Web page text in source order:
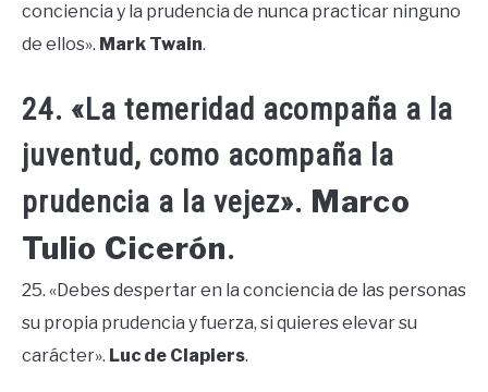
conciencia y la prudencia de nunca practicar ninguno
de ellos». Mark Twain.
24. «La temeridad acompaña a la
juventud, como acompaña la
prudencia a la vejez». Marco
Tulio Cicerón.
25. «Debes despertar en la conciencia de las personas
su propia prudencia y fuerza, si quieres elevar su
carácter». Luc de Clapiers.